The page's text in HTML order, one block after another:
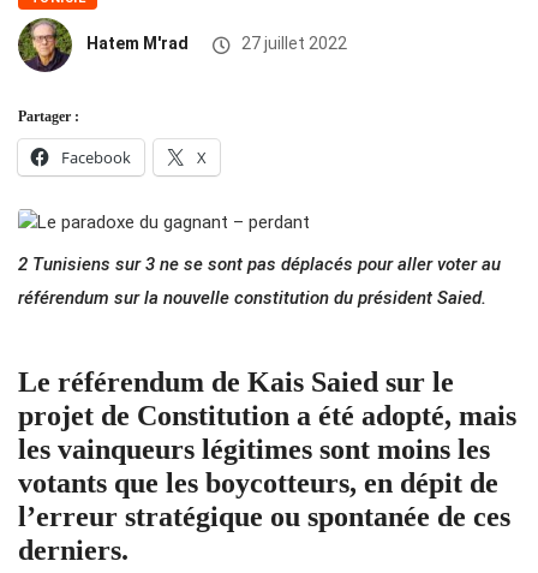
Hatem M'rad 27 juillet 2022
Partager :
Facebook X
2 Tunisiens sur 3 ne se sont pas déplacés pour aller voter au
référendum sur la nouvelle constitution du président Saied.
Le référendum de Kais Saied sur le
projet de Constitution a été adopté, mais
les vainqueurs légitimes sont moins les
votants que les boycotteurs, en dépit de
l’erreur stratégique ou spontanée de ces
derniers.